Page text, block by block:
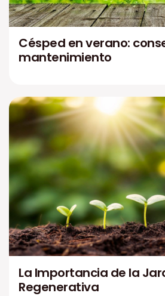
Césped en verano:
mantenimiento
La Importancia de la
Regenerativa